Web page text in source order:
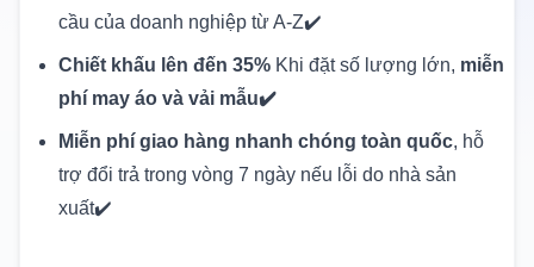
cầu của doanh nghiệp từ A-Z✔️
Chiết khấu lên đến 35% Khi đặt số lượng lớn, miễn
phí may áo và vải mẫu✔️
Miễn phí giao hàng nhanh chóng toàn quốc, hỗ
trợ đổi trả trong vòng 7 ngày nếu lỗi do nhà sản
xuất✔️